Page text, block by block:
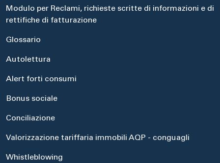
Modulo per Reclami, richieste scritte di informazioni e di
rettifiche di fatturazione
Glossario
Autolettura
Alert forti consumi
Bonus sociale
Conciliazione
Valorizzazione tariffaria immobili AQP - conguagli
Whistleblowing